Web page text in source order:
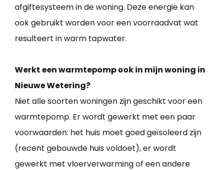
afgiftesysteem in de woning. Deze energie kan
ook gebruikt worden voor een voorraadvat wat
resulteert in warm tapwater.
Werkt een warmtepomp ook in mijn woning in
Nieuwe Wetering?
Niet alle soorten woningen zijn geschikt voor een
warmtepomp. Er wordt gewerkt met een paar
voorwaarden: het huis moet goed geïsoleerd zijn
(recent gebouwde huis voldoet), er wordt
gewerkt met vloerverwarming of een andere